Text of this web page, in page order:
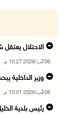
الاحتلال يعتقل
06/آب/2026 10:27 م
وزير الداخلية
06/آب/2026 10:01 م
رئيس بلدية